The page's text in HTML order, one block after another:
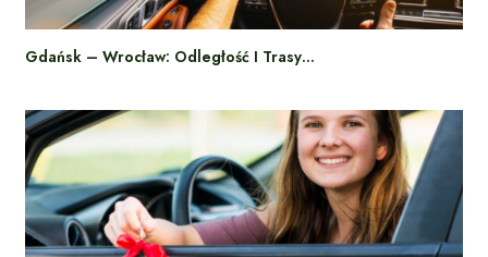
Gdańsk – Wrocław: Odległość I Trasy…